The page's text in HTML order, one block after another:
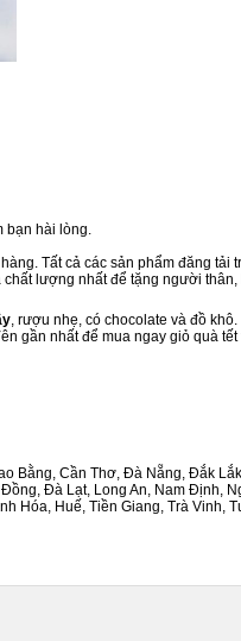
bạn hài lòng.
Tất cả các sản phẩm đăng tải
lượng nhất để tặng người thân,
, rượu nhẹ, có chocolate và đồ
gần nhất để mua ngay giỏ quà
Bằng, Cần Thơ, Đà Nẵng, Đắk
Đà Lạt, Long An, Nam Định,
Hóa, Huế, Tiền Giang, Trà Vinh,